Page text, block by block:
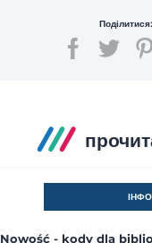
Поділитися:
Nowość - kody dla